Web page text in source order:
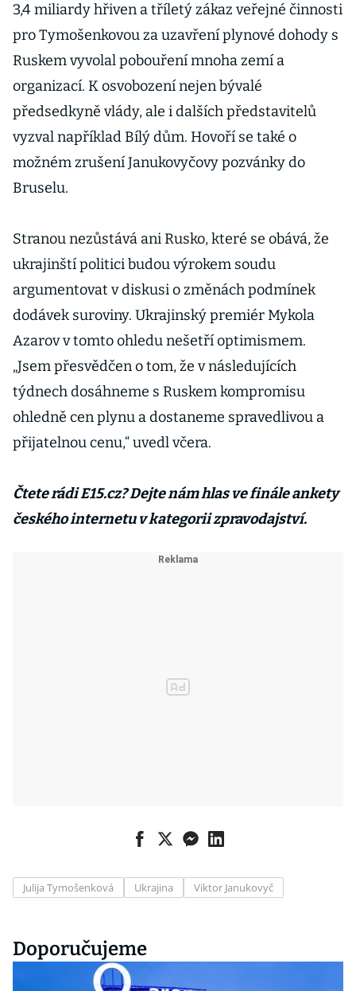
3,4 miliardy hřiven a tříletý zákaz veřejné činnosti
pro Tymošenkovou za uzavření plynové dohody s
Ruskem vyvolal pobouření mnoha zemí a
organizací. K osvobození nejen bývalé
předsedkyně vlády, ale i dalších představitelů
vyzval například Bílý dům. Hovoří se také o
možném zrušení Janukovyčovy pozvánky do
Bruselu.
Stranou nezůstává ani Rusko, které se obává, že
ukrajinští politici budou výrokem soudu
argumentovat v diskusi o změnách podmínek
dodávek suroviny. Ukrajinský premiér Mykola
Azarov v tomto ohledu nešetří optimismem.
„Jsem přesvědčen o tom, že v následujících
týdnech dosáhneme s Ruskem kompromisu
ohledně cen plynu a dostaneme spravedlivou a
přijatelnou cenu,“ uvedl včera.
Čtete rádi E15.cz? Dejte nám hlas ve finále ankety
českého internetu v kategorii zpravodajství.
Julija Tymošenková Ukrajina Viktor Janukovyč
Doporučujeme